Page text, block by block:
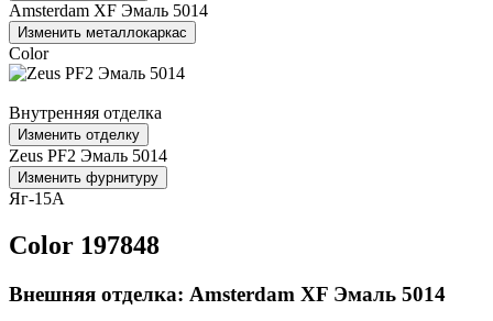
Amsterdam XF Эмаль 5014
Изменить металлокаркас
Color
Внутренняя отделка
Изменить отделку
Zeus PF2 Эмаль 5014
Изменить фурнитуру
Яг-15А
Color 197848
Внешняя отделка: Amsterdam XF Эмаль 5014